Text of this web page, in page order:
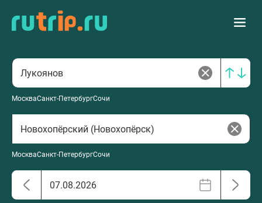
МоскваСанкт-ПетербургСочи
МоскваСанкт-ПетербургСочи